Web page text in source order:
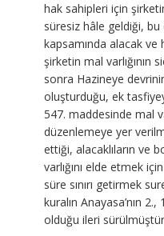
hak sahipleri için
süresiz hâle geldiği, bu
kapsamında alacak ve
şirketin mal varlığının
sonra Hazineye
oluşturduğu, ek
547. maddesinde mal
düzenlemeye yer
ettiği, alacaklıların ve
varlığını elde etmek
süre sınırı getirmek
kuralın Anayasa’nın
olduğu ileri